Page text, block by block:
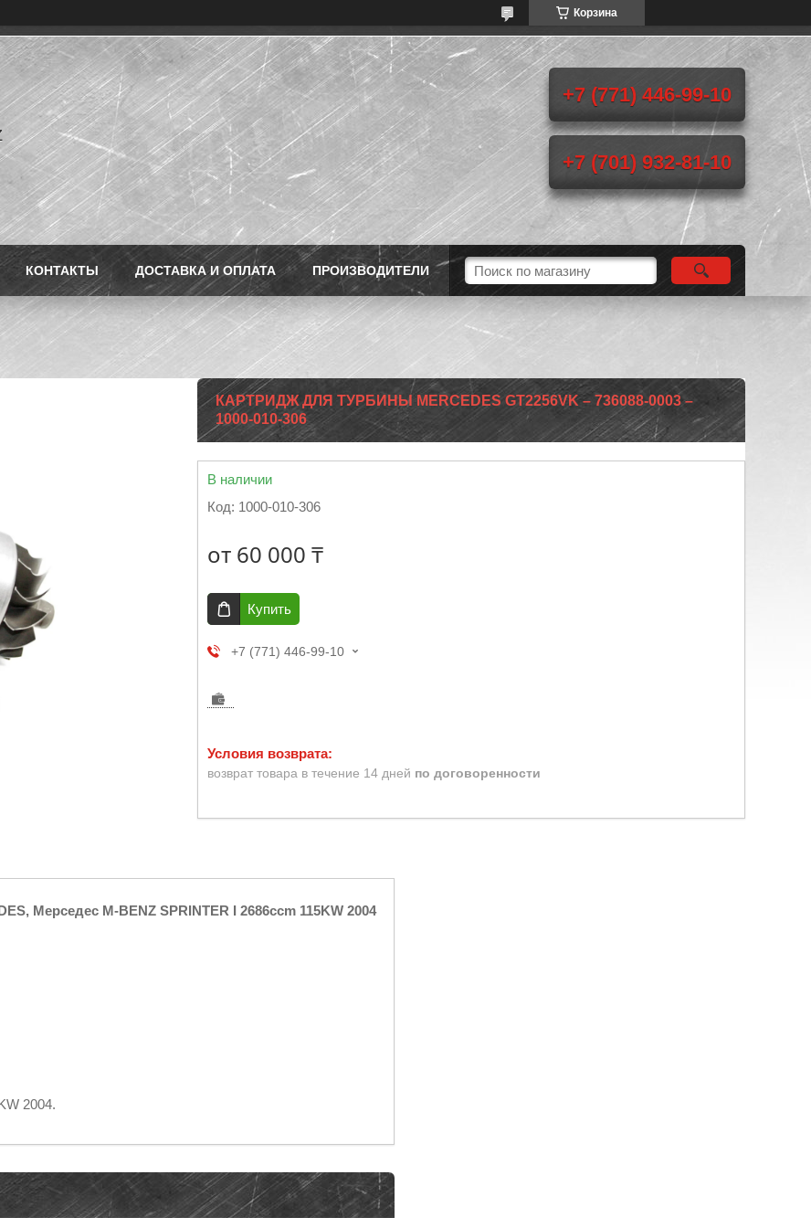
Корзина
+7 (771) 446-99-10
+7 (701) 932-81-10
КОНТАКТЫ ДОСТАВКА И ОПЛАТА ПРОИЗВОДИТЕЛИ
КАРТРИДЖ ДЛЯ ТУРБИНЫ MERCEDES GT2256VK – 736088-0003 –
1000-010-306
В наличии
Код: 1000-010-306
от 60 000 ₸
Купить
+7 (771) 446-99-10
возврат товара в течение 14 дней по договоренности
Мерседес M-BENZ SPRINTER I 2686ccm 115KW 2004
2004.